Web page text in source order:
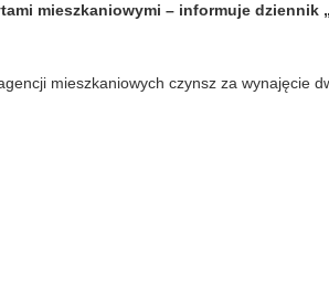
mieszkaniowymi – informuje dziennik
mieszkaniowych czynsz za wynajęcie